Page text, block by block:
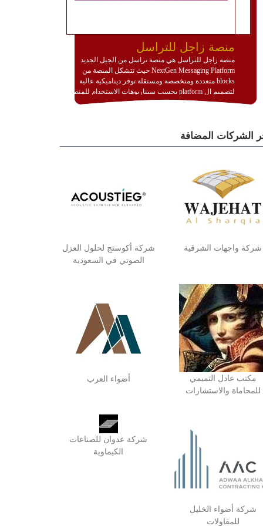
منصة زاجل للتراسل
منصة زاجل للتراسل هي منصة تراسل من الجيل الجديد
NextGen Messaging Platform حيث تتشكل المنصة من
blocks متعددة ومتخصصة ومستقلة توفر ديناميكية عالية
لتصميم ال platform بحسب سيناريوهات الاستخدام للمنصة
وتتوافق مع النشر والاستثمار ضمن بيئة استضافة dedicated
تخدم أي سيناريو تراسل مهما كان معقدا عبر إضافة ومعايرة
عناصر ديناميكية (dynamic items) وتجهيز إعدادات التواصل
http://www.plutosms.com/zagel
الشركات المضافة
شركة واجهات الشرقية
شركة أكوستج لحلول العزل
الصوتي في السعودية
مكتب عادل التميمي
للمحاماة والاستشارات
أضواء العرب
شركة أضواء الخليل
للمقاولات
شركة عدوان للصناعات
الكيماوية